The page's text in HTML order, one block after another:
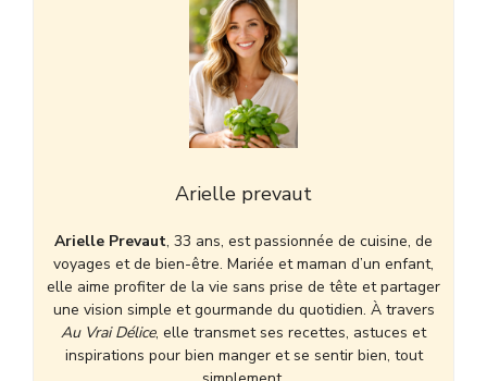
Arielle prevaut
Arielle Prevaut, 33 ans, est passionnée de cuisine, de
voyages et de bien-être. Mariée et maman d’un enfant,
elle aime profiter de la vie sans prise de tête et partager
une vision simple et gourmande du quotidien. À travers
Au Vrai Délice, elle transmet ses recettes, astuces et
inspirations pour bien manger et se sentir bien, tout